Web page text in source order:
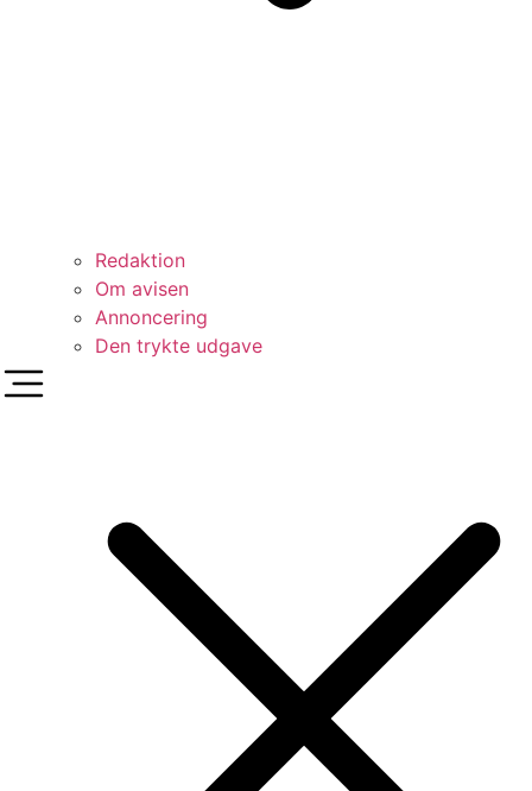
Redaktion
Om avisen
Annoncering
Den trykte udgave